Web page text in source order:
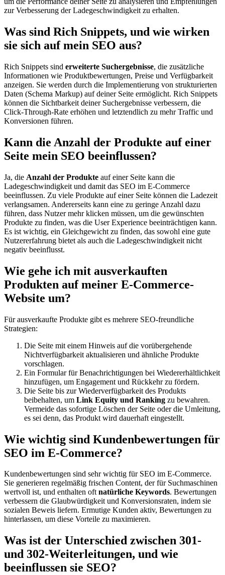
zur Verbesserung der Ladegeschwindigkeit zu erhalten.
Was sind Rich Snippets, und wie wirken
sie sich auf mein SEO aus?
Rich Snippets sind erweiterte Suchergebnisse, die zusätzliche
Informationen wie Produktbewertungen, Preise und Verfügbarkeit
anzeigen. Sie werden durch die Implementierung von strukturierten
Daten (Schema Markup) auf deiner Seite ermöglicht. Rich Snippets
können die Sichtbarkeit deiner Suchergebnisse verbessern, die
Click-Through-Rate erhöhen und letztendlich zu mehr Traffic und
Konversionen führen.
Kann die Anzahl der Produkte auf einer
Seite mein SEO beeinflussen?
Ja, die Anzahl der Produkte auf einer Seite kann die
Ladegeschwindigkeit und damit das SEO im E-Commerce
beeinflussen. Zu viele Produkte auf einer Seite können die Ladezeit
verlangsamen. Andererseits kann eine zu geringe Anzahl dazu
führen, dass Nutzer mehr klicken müssen, um die gewünschten
Produkte zu finden, was die User Experience beeinträchtigen kann.
Es ist wichtig, ein Gleichgewicht zu finden, das sowohl eine gute
Nutzererfahrung bietet als auch die Ladegeschwindigkeit nicht
negativ beeinflusst.
Wie gehe ich mit ausverkauften
Produkten auf meiner E-Commerce-
Website um?
Für ausverkaufte Produkte gibt es mehrere SEO-freundliche
Strategien:
Die Seite mit einem Hinweis auf die vorübergehende
Nichtverfügbarkeit aktualisieren und ähnliche Produkte
vorschlagen.
Ein Formular für Benachrichtigungen bei Wiedererhältlichkeit
hinzufügen, um Engagement und Rückkehr zu fördern.
Die Seite bis zur Wiederverfügbarkeit des Produkts
beibehalten, um Link Equity und Ranking zu bewahren.
Vermeide das sofortige Löschen der Seite oder die Umleitung,
es sei denn, das Produkt wird dauerhaft eingestellt.
Wie wichtig sind Kundenbewertungen für
SEO im E-Commerce?
Kundenbewertungen sind sehr wichtig für SEO im E-Commerce.
Sie generieren regelmäßig frischen Content, der für Suchmaschinen
wertvoll ist, und enthalten oftnatürliche Keywords. Bewertungen
verbessern die Glaubwürdigkeit und Konversionsraten, indem sie
sozialen Beweis liefern. Ermutige Kunden aktiv, Bewertungen zu
hinterlassen, um diese Vorteile zu maximieren.
Was ist der Unterschied zwischen 301-
und 302-Weiterleitungen, und wie
beeinflussen sie SEO?